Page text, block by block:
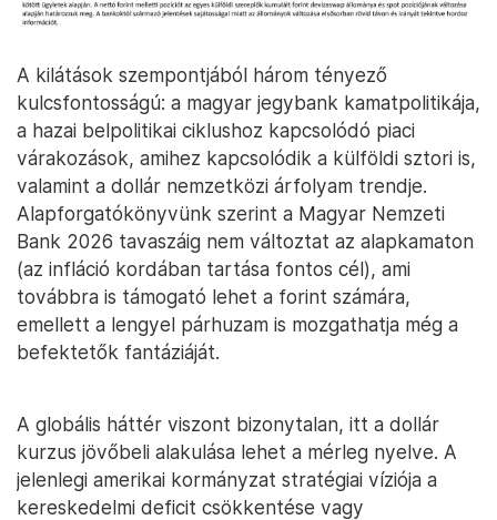
A kilátások szempontjából három tényező
kulcsfontosságú: a magyar jegybank kamatpolitikája,
a hazai belpolitikai ciklushoz kapcsolódó piaci
várakozások, amihez kapcsolódik a külföldi sztori is,
valamint a dollár nemzetközi árfolyam trendje.
Alapforgatókönyvünk szerint a Magyar Nemzeti
Bank 2026 tavaszáig nem változtat az alapkamaton
(az infláció kordában tartása fontos cél), ami
továbbra is támogató lehet a forint számára,
emellett a lengyel párhuzam is mozgathatja még a
befektetők fantáziáját.
A globális háttér viszont bizonytalan, itt a dollár
kurzus jövőbeli alakulása lehet a mérleg nyelve. A
jelenlegi amerikai kormányzat stratégiai víziója a
kereskedelmi deficit csökkentése vagy